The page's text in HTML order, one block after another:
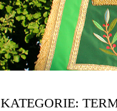
KATEGORIE: